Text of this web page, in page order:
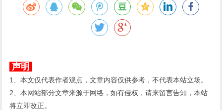
声明
1、本文仅代表作者观点，文章内容仅供参考，不代表本站立场。
2、本网站部分文章来源于网络，如有侵权，请来留言告知，本站
将立即改正。